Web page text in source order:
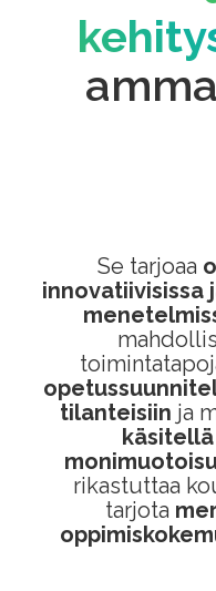
Se tarjoaa
innovatiivisissa
tilanteisiin ja
rikastuttaa
tarjota